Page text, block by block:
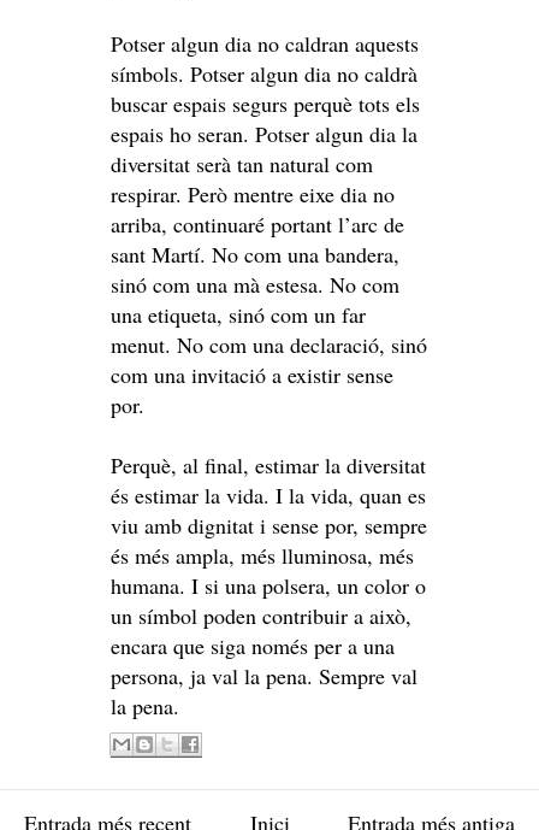
Potser algun dia no caldran aquests
símbols. Potser algun dia no caldrà
buscar espais segurs perquè tots els
espais ho seran. Potser algun dia la
diversitat serà tan natural com
respirar. Però mentre eixe dia no
arriba, continuaré portant l’arc de
sant Martí. No com una bandera,
sinó com una mà estesa. No com
una etiqueta, sinó com un far
menut. No com una declaració, sinó
com una invitació a existir sense
por.
Perquè, al final, estimar la diversitat
és estimar la vida. I la vida, quan es
viu amb dignitat i sense por, sempre
és més ampla, més lluminosa, més
humana. I si una polsera, un color o
un símbol poden contribuir a això,
encara que siga només per a una
persona, ja val la pena. Sempre val
la pena.
Entrada més recent Entrada més antiga
Inici